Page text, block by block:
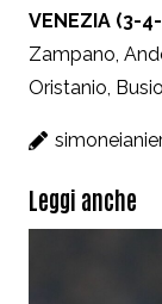
VENEZIA (3-
Zampano,
Oristanio,
Leggi anche